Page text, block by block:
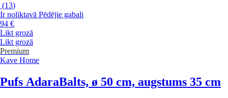
(13)
Ir noliktavā Pēdējie gabali
94 €
Likt grozā
Likt grozā
Premium
Kave Home
Pufs AdaraBalts, ø 50 cm, augstums 35 cm